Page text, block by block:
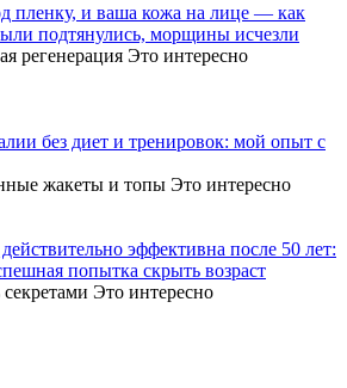
пленку, и ваша кожа на лице — как
подтянулись, морщины исчезли
регенерация Это интересно
без диет и тренировок: мой опыт с
жакеты и топы Это интересно
эффективна после 50 лет:
попытка скрыть возраст
Это интересно